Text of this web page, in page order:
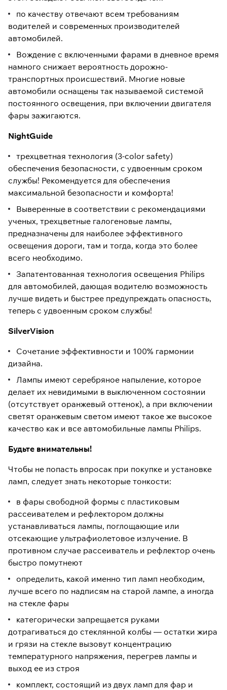
по качеству отвечают всем требованиям
водителей и современных производителей
автомобилей.
Вождение с включенными фарами в дневное время
намного снижает вероятность дорожно-
транспортных происшествий. Многие новые
автомобили оснащены так называемой системой
постоянного освещения, при включении двигателя
фары зажигаются.
NightGuide
трехцветная технология (3-color safety)
обеспечения безопасности, с удвоенным сроком
службы! Рекомендуется для обеспечения
максимальной безопасности и комфорта!
Выверенные в соответствии с рекомендациями
ученых, трехцветные галогеновые лампы,
предназначены для наиболее эффективного
освещения дороги, там и тогда, когда это более
всего необходимо.
Запатентованная технология освещения Philips
для автомобилей, дающая водителю возможность
лучше видеть и быстрее предупреждать опасность,
теперь с удвоенным сроком службы!
SilverVision
Сочетание эффективности и 100% гармонии
дизайна.
Лампы имеют серебряное напыление, которое
делает их невидимыми в выключенном состоянии
(отсутствует оранжевый оттенок), а при включении
светят оранжевым светом имеют такое же высокое
качество как и все автомобильные лампы Philips.
Будьте внимательны!
Чтобы не попасть впросак при покупке и установке
ламп, следует знать некоторые тонкости:
в фары свободной формы с пластиковым
рассеивателем и рефлектором должны
устанавливаться лампы, поглощающие или
отсекающие ультрафиолетовое излучение. В
противном случае рассеиватель и рефлектор очень
быстро помутнеют
определить, какой именно тип ламп необходим,
лучше всего по надписям на старой лампе, а иногда
на стекле фары
категорически запрещается руками
дотрагиваться до стеклянной колбы — остатки жира
и грязи на стекле вызовут концентрацию
температурного напряжения, перегрев лампы и
выход ее из строя
комплект, состоящий из двух ламп для фар и